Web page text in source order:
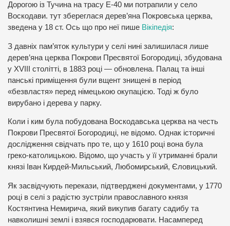
Дорогою із Тучина на трасу Е-40 ми потрапили у село
Воскодави. тут збереглася дерев’яна Покровська церква,
зведена у 18 ст. Ось що про неї пише Вікіпедія:
З давніх пам’яток культури у селі нині залишилася лише
дерев’яна церква Покрови Пресвятої Богородиці, збудована
у XVIII столітті, в 1883 році — обновлена. Палац та інші
панські приміщення були вщент знищені в період
«безвластя» перед німецькою окупацією. Тоді ж було
вирубано і дерева у парку.
Коли і ким була побудована Воскодавська церква на честь
Покрови Пресвятої Богородиці, не відомо. Однак історичні
дослідження свідчать про те, що у 1610 році вона була
греко-католицькою. Відомо, що участь у її утриманні брали
князі Іван Кирдей-Мильський, Любомирський, Єловицький.
Як засвідчують перекази, підтверджені документами, у 1770
році в селі з радістю зустріли православного князя
Костянтина Немирича, який викупив багату садибу та
навколишні землі і взявся господарювати. Насамперед